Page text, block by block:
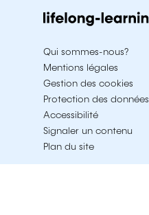
Qui sommes-nous?
Mentions légales
Gestion des cookies
Protection des données
Accessibilité
Signaler un contenu
Plan du site